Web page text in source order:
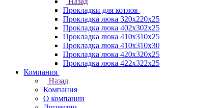
Прокладки для котлов
Прокладка люка 320x220x25
Прокладка люка 402x302x25
Прокладка люка 410x310x25
Прокладка люка 410х310х30
Прокладка люка 420x320x25
Прокладка люка 422x322x25
Компания
Назад
Компания
О компании